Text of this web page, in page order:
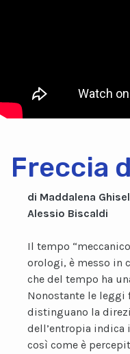
Freccia
di Maddalena
Alessio Biscaldi
Il tempo
orologi, è messo in
che del tempo ha
Nonostante le leggi
distinguano la
dell’entropia indica
così come è